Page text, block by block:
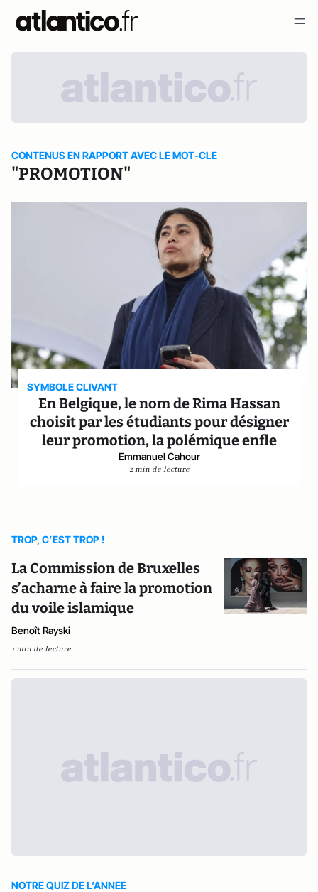
CONTENUS EN RAPPORT AVEC LE MOT-CLE
"PROMOTION"
SYMBOLE CLIVANT
En Belgique, le nom de Rima Hassan
choisit par les étudiants pour désigner
leur promotion, la polémique enfle
Emmanuel Cahour
2 min de lecture
TROP, C’EST TROP !
La Commission de Bruxelles
s’acharne à faire la promotion
du voile islamique
Benoît Rayski
1 min de lecture
NOTRE QUIZ DE L’ANNEE